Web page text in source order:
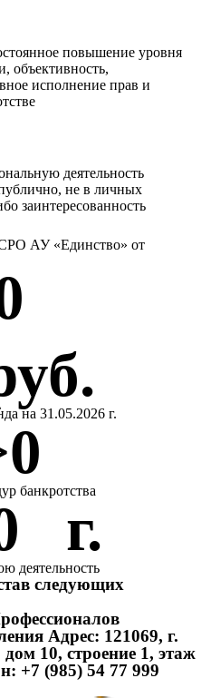
повышение уровня
объективность,
исполнение прав и
деятельность
не в личных
заинтересованность
АУ «Единство» от
руб.
на 31.05.2026 г.
0
банкротства
   г.
деятельность
следующих
Адрес: 121069, г.
10, строение 1, этаж
+7 (985) 54 77 999